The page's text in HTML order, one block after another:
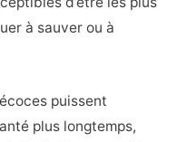
à sauver ou à
puissent
plus longtemps,